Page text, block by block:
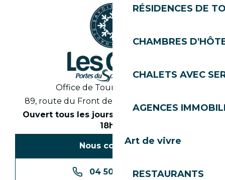
RÉSIDENCES DE
CHAMBRES
CHALETS AVEC
AGENCES
Art de vivre
RESTAURANTS
Office de Tourisme des Gets
89, route du Front de Neige 74260 Les Gets
Ouvert tous les jours en saison de 8h30 à
18h30
Nous contacter
04 50 74 74 74